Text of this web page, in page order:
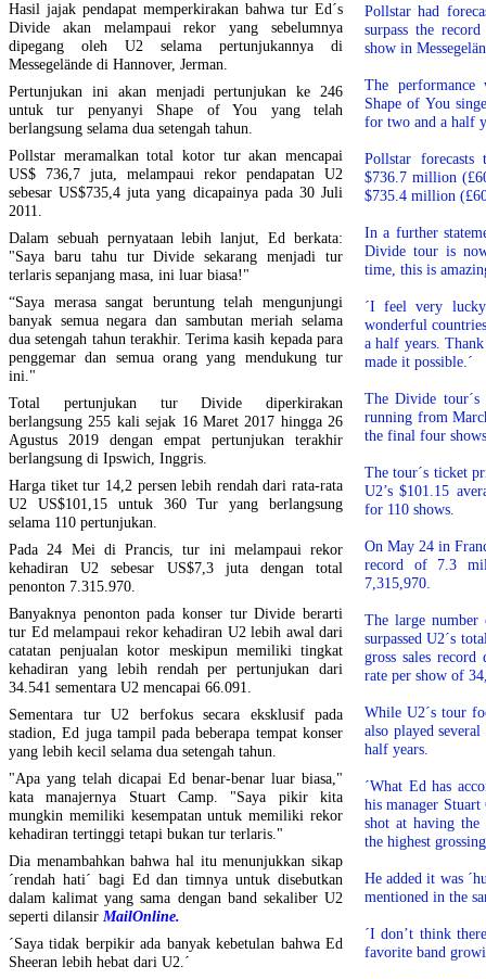
Hasil jajak pendapat memperkirakan bahwa tur Ed´s
Divide akan melampaui rekor yang sebelumnya
dipegang oleh U2 selama pertunjukannya di
Messegelände di Hannover, Jerman.
Pertunjukan ini akan menjadi pertunjukan ke 246
untuk tur penyanyi Shape of You yang telah
berlangsung selama dua setengah tahun.
Pollstar meramalkan total kotor tur akan mencapai
US$ 736,7 juta, melampaui rekor pendapatan U2
sebesar US$735,4 juta yang dicapainya pada 30 Juli
2011.
Dalam sebuah pernyataan lebih lanjut, Ed berkata:
"Saya baru tahu tur Divide sekarang menjadi tur
terlaris sepanjang masa, ini luar biasa!"
“Saya merasa sangat beruntung telah mengunjungi
banyak semua negara dan sambutan meriah selama
dua setengah tahun terakhir. Terima kasih kepada para
penggemar dan semua orang yang mendukung tur
ini."
Total pertunjukan tur Divide diperkirakan
berlangsung 255 kali sejak 16 Maret 2017 hingga 26
Agustus 2019 dengan empat pertunjukan terakhir
berlangsung di Ipswich, Inggris.
Harga tiket tur 14,2 persen lebih rendah dari rata-rata
U2 US$101,15 untuk 360 Tur yang berlangsung
selama 110 pertunjukan.
Pada 24 Mei di Prancis, tur ini melampaui rekor
kehadiran U2 sebesar US$7,3 juta dengan total
penonton 7.315.970.
Banyaknya penonton pada konser tur Divide berarti
tur Ed melampaui rekor kehadiran U2 lebih awal dari
catatan penjualan kotor meskipun memiliki tingkat
kehadiran yang lebih rendah per pertunjukan dari
34.541 sementara U2 mencapai 66.091.
Sementara tur U2 berfokus secara eksklusif pada
stadion, Ed juga tampil pada beberapa tempat konser
yang lebih kecil selama dua setengah tahun.
"Apa yang telah dicapai Ed benar-benar luar biasa,"
kata manajernya Stuart Camp. "Saya pikir kita
mungkin memiliki kesempatan untuk memiliki rekor
kehadiran tertinggi tetapi bukan tur terlaris."
Dia menambahkan bahwa hal itu menunjukkan sikap
´rendah hati´ bagi Ed dan timnya untuk disebutkan
dalam kalimat yang sama dengan band sekaliber U2
seperti dilansir MailOnline.
´Saya tidak berpikir ada banyak kebetulan bahwa Ed
Sheeran lebih hebat dari U2.´
Pollstar had
surpass the
show in
The
Shape of You
for two and a half
Pollstar
$736.7 million
$735.4 million
In a further
Divide tour is
time, this is
´I feel very
wonderful
a half years.
made it possible.´
The Divide tour´s
running from
the final four
The tour´s ticket
U2’s $101.15
for 110 shows.
On May 24 in
record of 7.3
7,315,970.
The large number
surpassed U2´s
gross sales record
rate per show of
While U2´s tour
also played
half years.
´What Ed has
his manager
shot at having the
the highest
He added it was
mentioned in the
´I don’t think
favorite band